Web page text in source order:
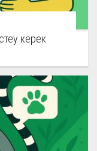
керек